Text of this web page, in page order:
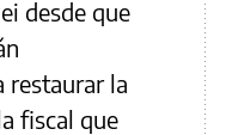
desde que
restaurar la
fiscal que